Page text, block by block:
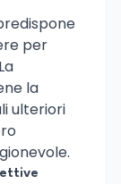
per
la
ulteriori